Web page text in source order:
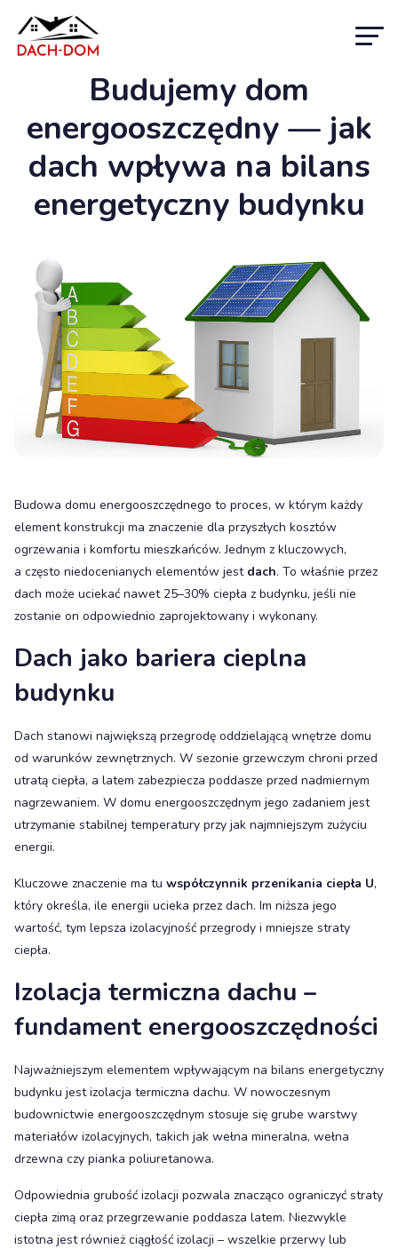
Budujemy dom
energooszczędny — jak
dach wpływa na bilans
energetyczny budynku
Budowa domu energooszczędnego to proces, w którym każdy
element konstrukcji ma znaczenie dla przyszłych kosztów
ogrzewania i komfortu mieszkańców. Jednym z kluczowych,
a często niedocenianych elementów jest dach. To właśnie przez
dach może uciekać nawet 25–30% ciepła z budynku, jeśli nie
zostanie on odpowiednio zaprojektowany i wykonany.
Dach jako bariera cieplna
budynku
Dach stanowi największą przegrodę oddzielającą wnętrze domu
od warunków zewnętrznych. W sezonie grzewczym chroni przed
utratą ciepła, a latem zabezpiecza poddasze przed nadmiernym
nagrzewaniem. W domu energooszczędnym jego zadaniem jest
utrzymanie stabilnej temperatury przy jak najmniejszym zużyciu
energii.
Kluczowe znaczenie ma tu współczynnik przenikania ciepła U,
który określa, ile energii ucieka przez dach. Im niższa jego
wartość, tym lepsza izolacyjność przegrody i mniejsze straty
ciepła.
Izolacja termiczna dachu –
fundament energooszczędności
Najważniejszym elementem wpływającym na bilans energetyczny
budynku jest izolacja termiczna dachu. W nowoczesnym
budownictwie energooszczędnym stosuje się grube warstwy
materiałów izolacyjnych, takich jak wełna mineralna, wełna
drzewna czy pianka poliuretanowa.
Odpowiednia grubość izolacji pozwala znacząco ograniczyć straty
ciepła zimą oraz przegrzewanie poddasza latem. Niezwykle
istotna jest również ciągłość izolacji – wszelkie przerwy lub